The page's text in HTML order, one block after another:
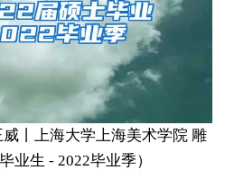
威丨上海大学上海美术学院 雕
业生 - 2022毕业季）